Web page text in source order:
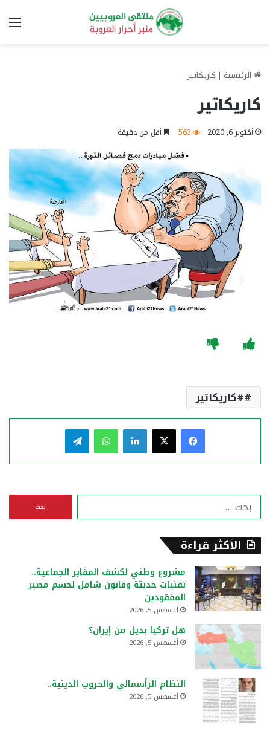
الرئيسية | كاريكاتير
كاريكاتير
أكتوبر 6, 2020 563 أقل من دقيقة
#كاريكاتير
فيسبوك لينكدإن واتساب
ن
الأكثر قراءة
مشروع وطني لكشف المقابر الجماعية..
تقنيات حديثة وقانون شامل لحسم مصير
المفقودين
أغسطس 5, 2026
هل تركيا بديل من إيران؟
أغسطس 5, 2026
النظام الرأسمالي والحروب الدينية..
أغسطس 5, 2026